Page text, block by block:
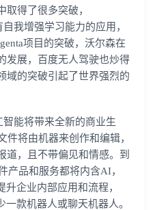
取得了很多突破，
我增强学习能力的应用，
项目的突破，沃尔森在
发展，百度无人驾驶也炒得
域的突破引起了世界强烈的
能将带来全新的商业生
件将由机器来创作和编辑，
道，且不带偏见和情感。到
产品和服务都将内含AI，
企业内部应用和流程，
款机器人或聊天机器人。